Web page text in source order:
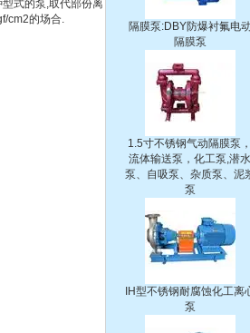
式的泵,取代部份离
cm2的场合.
隔膜泵
1.5寸不锈钢气动隔膜泵，
流体输送泵，化工泵,潜水
泵、自吸泵、杂质泵、泥浆
泵
IH型不锈钢耐腐蚀化工离心
泵